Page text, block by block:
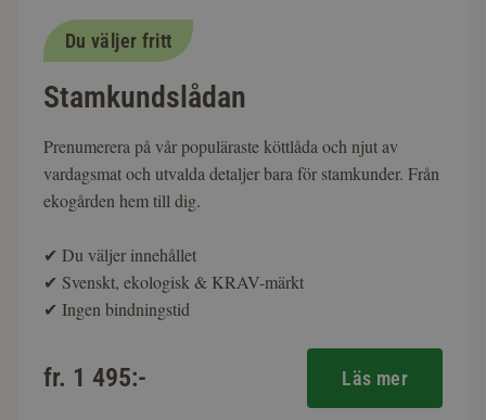
Du väljer fritt
Stamkundslådan
Prenumerera på vår populäraste köttlåda och njut av
vardagsmat och utvalda detaljer bara för stamkunder. Från
ekogården hem till dig.
✔ Du väljer innehållet
✔ Svenskt, ekologisk & KRAV-märkt
✔ Ingen bindningstid
fr. 1 495:- Läs mer